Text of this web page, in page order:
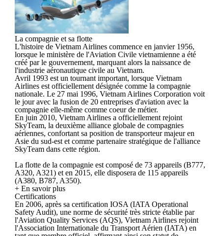
La compagnie et sa flotte
L'histoire de Vietnam Airlines commence en janvier 1956,
lorsque le ministère de l'Aviation Civile vietnamienne a été
créé par le gouvernement, marquant alors la naissance de
l'industrie aéronautique civile au Vietnam.
Avril 1993 est un tournant important, lorsque Vietnam
Airlines est officiellement désignée comme la compagnie
nationale. Le 27 mai 1996, Vietnam Airlines Corporation voit
le jour avec la fusion de 20 entreprises d'aviation avec la
compagnie elle-même comme coeur de métier.
En juin 2010, Vietnam Airlines a officiellement rejoint
SkyTeam, la deuxième alliance globale de compagnies
aériennes, confortant sa position de transporteur majeur en
Asie du sud-est et comme partenaire stratégique de l'alliance
SkyTeam dans cette région.
La flotte de la compagnie est composé de 73 appareils (B777,
A320, A321) et en 2015, elle disposera de 115 appareils
(A380, B787, A350).
+ En savoir plus
Certifications
En 2006, après sa certification IOSA (IATA Operational
Safety Audit), une norme de sécurité très stricte établie par
l'Aviation Quality Services (AQS), Vietnam Airlines rejoint
l'Association Internationale du Transport Aérien (IATA) en